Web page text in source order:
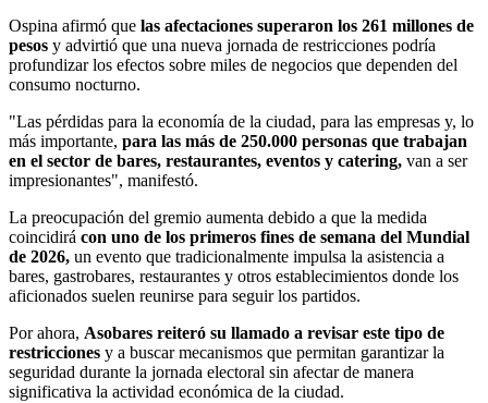
Ospina afirmó que las afectaciones superaron los 261 millones de
pesos y advirtió que una nueva jornada de restricciones podría
profundizar los efectos sobre miles de negocios que dependen del
consumo nocturno.
"Las pérdidas para la economía de la ciudad, para las empresas y, lo
más importante, para las más de 250.000 personas que trabajan
en el sector de bares, restaurantes, eventos y catering, van a ser
impresionantes", manifestó.
La preocupación del gremio aumenta debido a que la medida
coincidirá con uno de los primeros fines de semana del Mundial
de 2026, un evento que tradicionalmente impulsa la asistencia a
bares, gastrobares, restaurantes y otros establecimientos donde los
aficionados suelen reunirse para seguir los partidos.
Por ahora, Asobares reiteró su llamado a revisar este tipo de
restricciones y a buscar mecanismos que permitan garantizar la
seguridad durante la jornada electoral sin afectar de manera
significativa la actividad económica de la ciudad.